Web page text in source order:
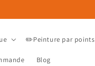
✏️Peinture par points
Blog